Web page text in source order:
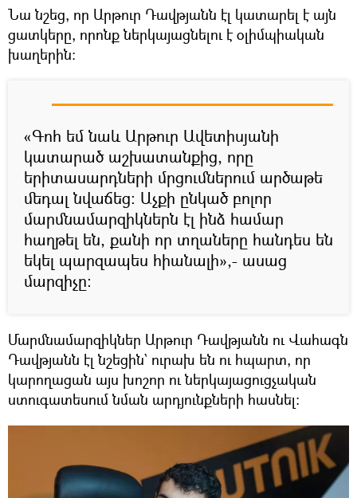
Նա նշեց, որ Արթուր Դավթյանն էլ կատարել է այն
ցատկերը, որոնք ներկայացնելու է օլիմպիական
խաղերին:
«Գոհ եմ նաև Արթուր Ավետիսյանի
կատարած աշխատանքից, որը
երիտասարդների մրցումներում արծաթե
մեդալ նվաճեց: Աչքի ընկած բոլոր
մարմնամարզիկներն էլ ինձ համար
հաղթել են, քանի որ տղաները հանդես են
եկել պարզապես հիանալի»,- ասաց
մարզիչը:
Մարմնամարզիկներ Արթուր Դավթյանն ու Վահագն
Դավթյանն էլ նշեցին` ուրախ են ու հպարտ, որ
կարողացան այս խոշոր ու ներկայացուցչական
ստուգատեսում նման արդյունքների հասնել: